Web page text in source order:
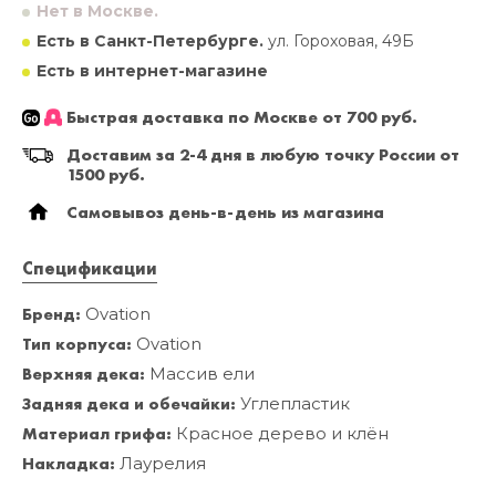
Нет в Москве.
Есть в Санкт-Петербурге. ул. Гороховая, 49Б
Есть в интернет-магазине
Быстрая доставка по Москве от 700 руб.
Доставим за 2-4 дня в любую точку России от
1500 руб.
Самовывоз день-в-день из магазина
Спецификации
Бренд: Ovation
Тип корпуса: Ovation
Верхняя дека: Массив ели
Задняя дека и обечайки: Углепластик
Материал грифа: Красное дерево и клён
Накладка: Лаурелия